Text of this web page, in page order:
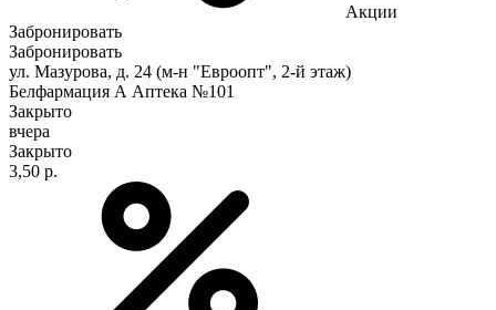
Акции
Забронировать
Забронировать
ул. Мазурова, д. 24 (м-н "Евроопт", 2-й этаж)
Белфармация А Аптека №101
Закрыто
вчера
Закрыто
3,50 р.